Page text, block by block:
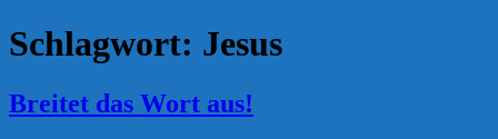
Schlagwort: Jesus
Breitet das Wort aus!